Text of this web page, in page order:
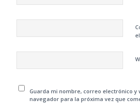
Guarda mi nombre, correo electrónico y
navegador para la próxima vez que